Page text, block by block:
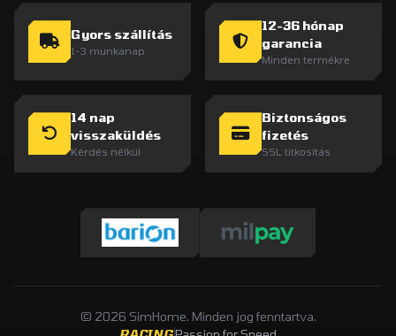
Gyors szállítás
1-3 munkanap
12-36 hónap
garancia
Minden termékre
14 nap
visszaküldés
Kérdés nélkül
Biztonságos
fizetés
SSL titkosítás
© 2026 SimHome. Minden jog fenntartva.